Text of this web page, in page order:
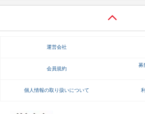
就活ニュースペーパー
運営会社
会員規約
募
個人情報の取り扱いについて